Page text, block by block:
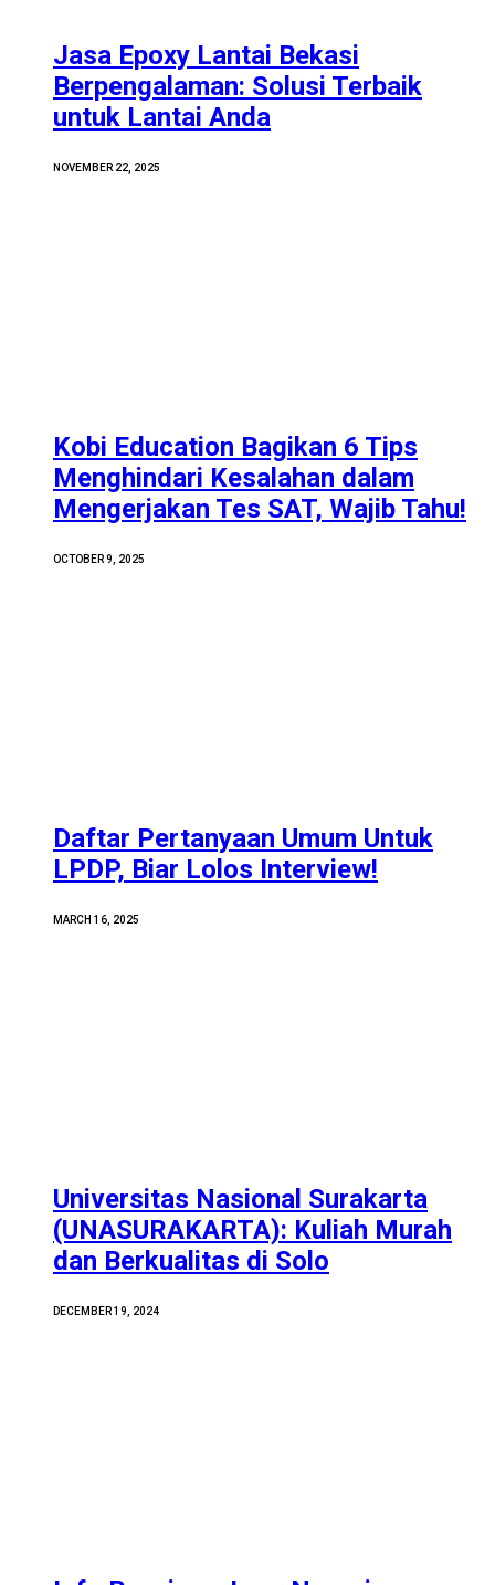
Jasa Epoxy Lantai Bekasi
Berpengalaman: Solusi Terbaik
untuk Lantai Anda
NOVEMBER 22, 2025
Kobi Education Bagikan 6 Tips
Menghindari Kesalahan dalam
Mengerjakan Tes SAT, Wajib Tahu!
OCTOBER 9, 2025
Daftar Pertanyaan Umum Untuk
LPDP, Biar Lolos Interview!
MARCH 16, 2025
Universitas Nasional Surakarta
(UNASURAKARTA): Kuliah Murah
dan Berkualitas di Solo
DECEMBER 19, 2024